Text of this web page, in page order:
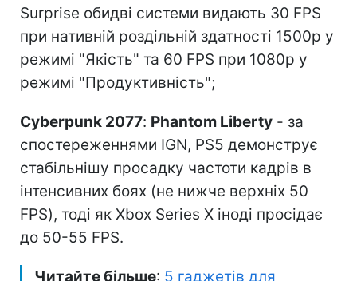
Surprise обидві системи видають 30 FPS
при нативній роздільній здатності 1500p у
режимі "Якість" та 60 FPS при 1080p у
режимі "Продуктивність";
Cyberpunk 2077: Phantom Liberty - за
спостереженнями IGN, PS5 демонструє
стабільнішу просадку частоти кадрів в
інтенсивних боях (не нижче верхніх 50
FPS), тоді як Xbox Series X іноді просідає
до 50-55 FPS.
Читайте більше: 5 гаджетів для